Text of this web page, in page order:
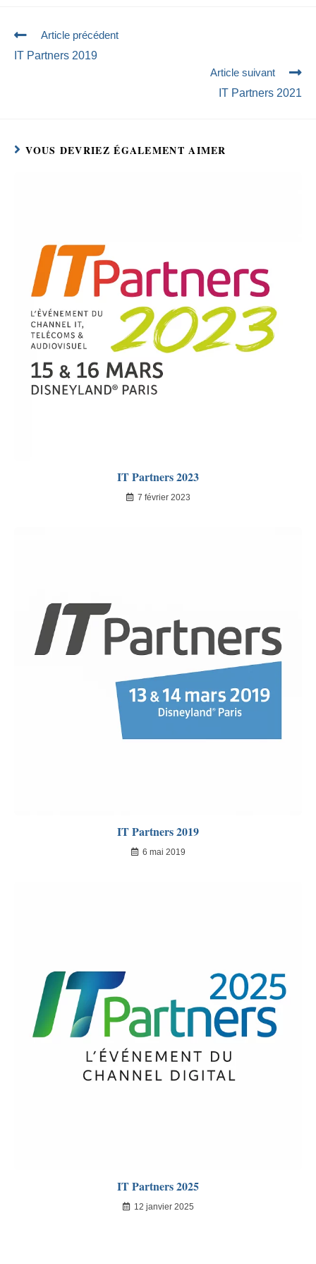
Article précédent
IT Partners 2019
Article suivant
IT Partners 2021
VOUS DEVRIEZ ÉGALEMENT AIMER
IT Partners 2023
7 février 2023
IT Partners 2019
6 mai 2019
IT Partners 2025
12 janvier 2025